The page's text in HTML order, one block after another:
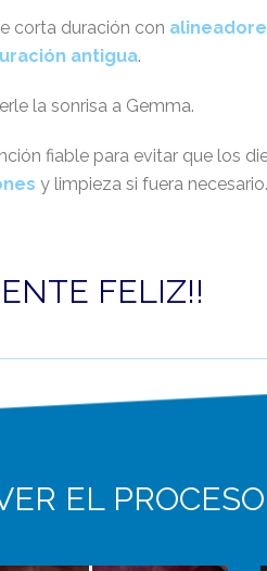
corta duración con
antigua.
la sonrisa a Gemma.
fiable para evitar que los
y limpieza si fuera necesario.
FELIZ!!
EL